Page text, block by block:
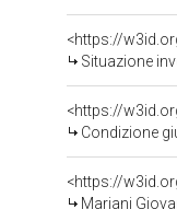
<https://
Situazione
<https://
Condizione
<https://
Mariani